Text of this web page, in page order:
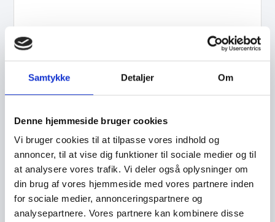
Samtykke Detaljer Om
Denne hjemmeside bruger cookies
Vi bruger cookies til at tilpasse vores indhold og
annoncer, til at vise dig funktioner til sociale medier og til
at analysere vores trafik. Vi deler også oplysninger om
din brug af vores hjemmeside med vores partnere inden
for sociale medier, annonceringspartnere og
analysepartnere. Vores partnere kan kombinere disse